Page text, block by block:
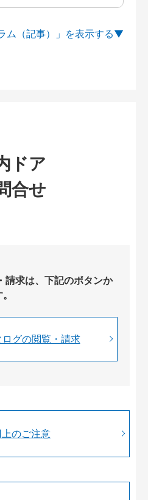
ム（記事）」を
ドア
合せ
請求は、下記のボタンか
グの閲覧・請求
上のご注意